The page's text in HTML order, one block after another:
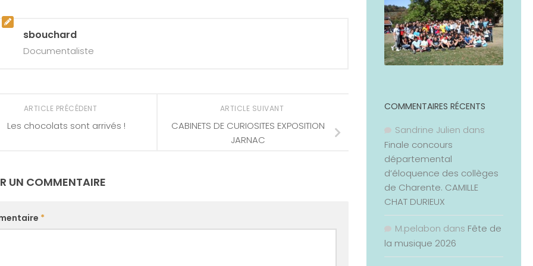
sbouchard
Documentaliste
ARTICLE SUIVANT
CABINETS DE CURIOSITES EXPOSITION
JARNAC
ARTICLE PRÉCÉDENT
Les chocolats sont arrivés !
UN COMMENTAIRE
*
COMMENTAIRES RÉCENTS
Sandrine Julien dans
Finale concours
départemental
d’éloquence des collèges
de Charente. CAMILLE
CHAT DURIEUX
M.pelabon dans Fête de
la musique 2026